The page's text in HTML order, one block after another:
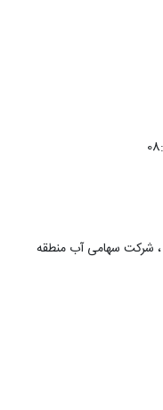
شرکت سهامی آب منطقه